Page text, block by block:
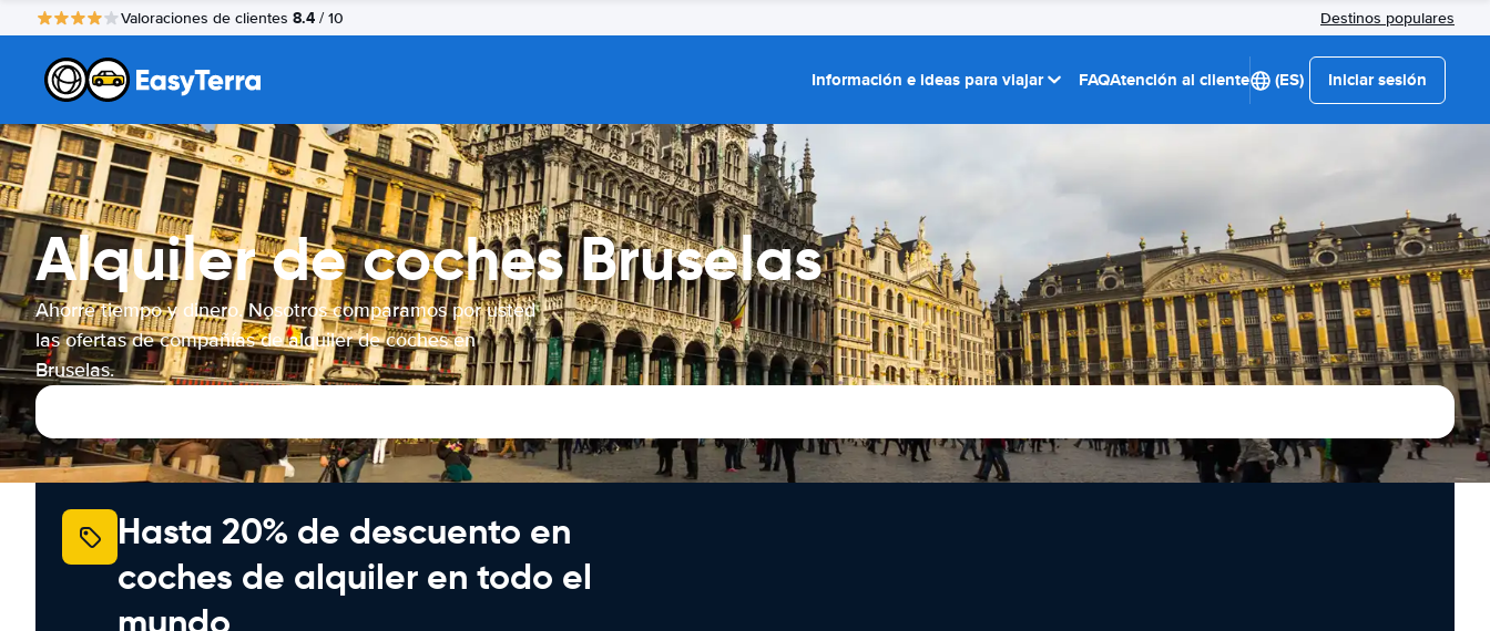
Valoraciones de clientes 8.4 / 10 Destinos populares
Información e ideas para viajar FAQAtención al cliente (ES) Iniciar sesión
Alquiler de coches Bruselas
Ahorre tiempo y dinero. Nosotros comparamos por usted
las ofertas de compañías de alquiler de coches en
Bruselas.
Hasta 20% de descuento en
coches de alquiler en todo el
mundo